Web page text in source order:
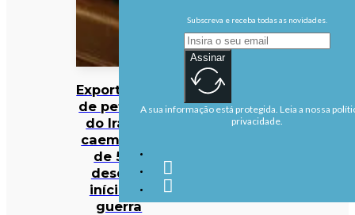
Exportações
de petróleo
do Iraque
caem mais
de 50%
desde o
início da
guerra
Subscreva e receba todas as novidades.
Assinar
A sua informação está protegida. Leia a nossa
privacidade.